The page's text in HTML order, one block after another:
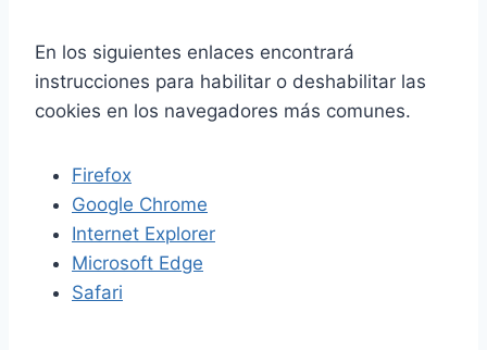
En los siguientes enlaces encontrará
instrucciones para habilitar o deshabilitar las
cookies en los navegadores más comunes.
Firefox
Google Chrome
Internet Explorer
Microsoft Edge
Safari